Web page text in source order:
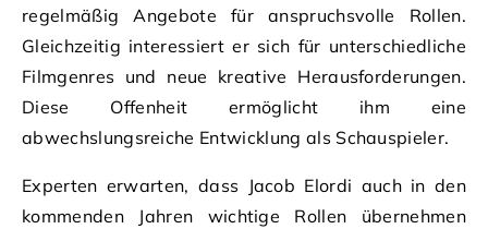
regelmäßig Angebote für anspruchsvolle Rollen.
Gleichzeitig interessiert er sich für unterschiedliche
Filmgenres und neue kreative Herausforderungen.
Diese Offenheit ermöglicht ihm eine
abwechslungsreiche Entwicklung als Schauspieler.
Experten erwarten, dass Jacob Elordi auch in den
kommenden Jahren wichtige Rollen übernehmen